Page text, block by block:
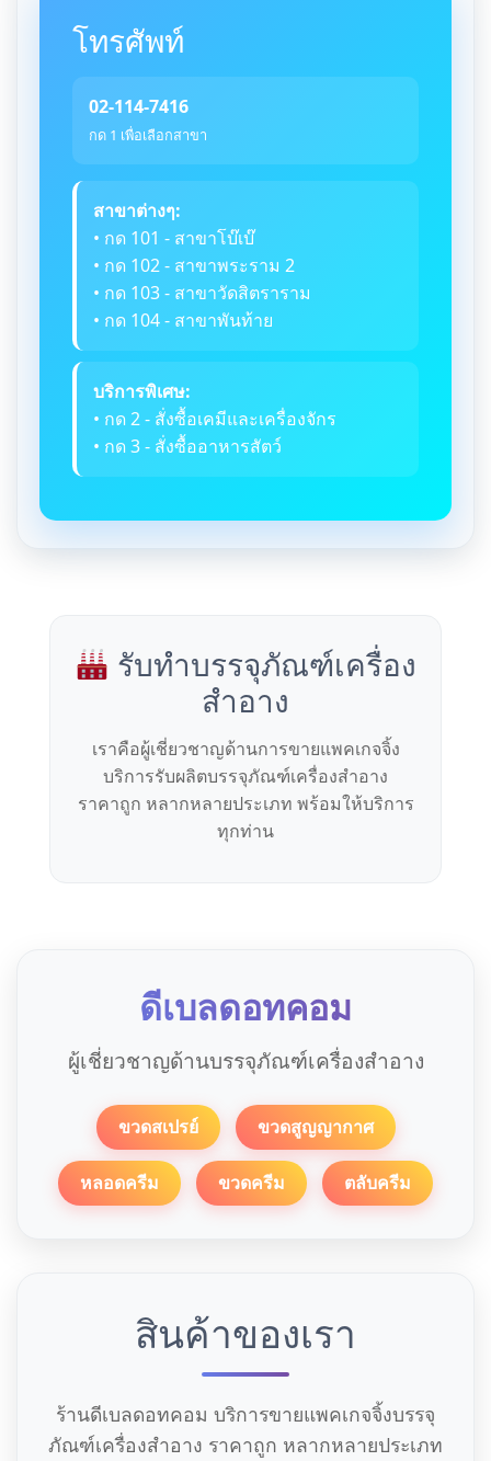
โทรศัพท์
02-114-7416
กด 1 เพื่อเลือกสาขา
สาขาต่างๆ:
• กด 101 - สาขาโบ๊เบ๊
• กด 102 - สาขาพระราม 2
• กด 103 - สาขาวัดสิตราราม
• กด 104 - สาขาพันท้าย
บริการพิเศษ:
• กด 2 - สั่งซื้อเคมีและเครื่องจักร
• กด 3 - สั่งซื้ออาหารสัตว์
รับทำบรรจุภัณฑ์เครื่อง
สำอาง
เราคือผู้เชี่ยวชาญด้านการขายแพคเกจจิ้ง
บริการรับผลิตบรรจุภัณฑ์เครื่องสำอาง
ราคาถูก หลากหลายประเภท พร้อมให้บริการ
ทุกท่าน
ดีเบลดอทคอม
ผู้เชี่ยวชาญด้านบรรจุภัณฑ์เครื่องสำอาง
ขวดสเปรย์ ขวดสูญญากาศ
หลอดครีม ขวดครีม ตลับครีม
สินค้าของเรา
ร้านดีเบลดอทคอม บริการขายแพคเกจจิ้งบรรจุ
ภัณฑ์เครื่องสำอาง ราคาถูก หลากหลายประเภท